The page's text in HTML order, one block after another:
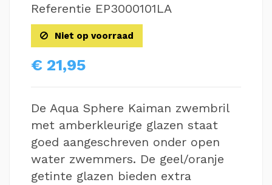
Referentie EP3000101LA
Niet op voorraad
€ 21,95
De Aqua Sphere Kaiman zwembril
met amberkleurige glazen staat
goed aangeschreven onder open
water zwemmers. De geel/oranje
getinte glazen bieden extra